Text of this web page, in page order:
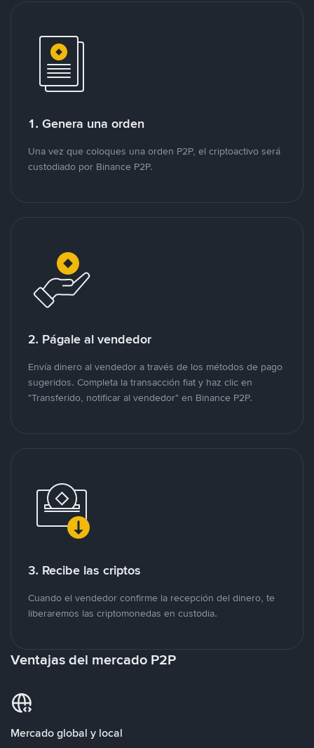
1. Genera una orden
Una vez que coloques una orden P2P, el criptoactivo será
custodiado por Binance P2P.
2. Págale al vendedor
Envía dinero al vendedor a través de los métodos de pago
sugeridos. Completa la transacción fiat y haz clic en
"Transferido, notificar al vendedor" en Binance P2P.
3. Recibe las criptos
Cuando el vendedor confirme la recepción del dinero, te
liberaremos las criptomonedas en custodia.
Ventajas del mercado P2P
Mercado global y local